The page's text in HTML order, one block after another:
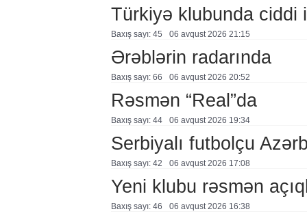
Türkiyə klubunda ciddi
Baxış sayı: 45 06 avqust 2026 21:15
Ərəblərin radarında
Baxış sayı: 66 06 avqust 2026 20:52
Rəsmən “Real”da
Baxış sayı: 44 06 avqust 2026 19:34
Serbiyalı futbolçu
Baxış sayı: 42 06 avqust 2026 17:08
Yeni klubu rəsmən
Baxış sayı: 46 06 avqust 2026 16:38